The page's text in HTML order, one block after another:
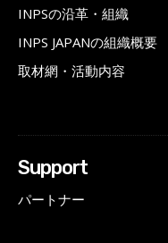
INPSの沿革・組織
INPS JAPANの組織概要
取材網・活動内容
Support
パートナー